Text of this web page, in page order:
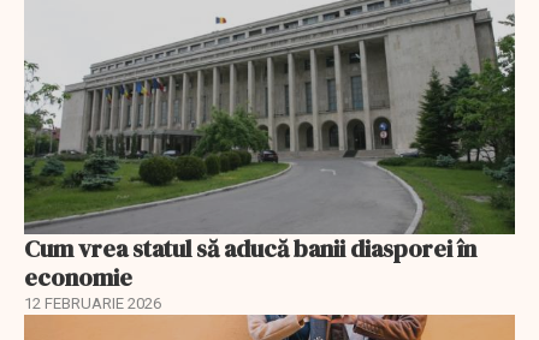
Cum vrea statul să aducă banii diasporei în
economie
12 FEBRUARIE 2026